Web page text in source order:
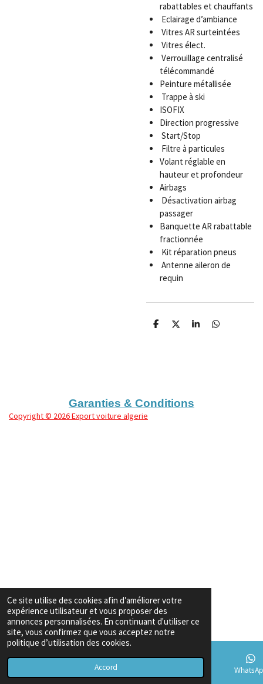
Ce site utilise des cookies afin d’améliorer votre
expérience utilisateur et vous proposer des
annonces personnalisées. En continuant d'utiliser ce
site, vous confirmez que vous acceptez notre
politique d’utilisation des cookies.
Accord
rabattables et chauffants
Eclairage d’ambiance
Vitres AR surteintées
Vitres élect.
Verrouillage centralisé
télécommandé
Peinture métallisée
Trappe à ski
ISOFIX
Direction progressive
Start/Stop
Filtre à particules
Volant réglable en
hauteur et profondeur
Airbags
Désactivation airbag
passager
Banquette AR rabattable
fractionnée
Kit réparation pneus
Antenne aileron de
requin
P
P
P
P
Garanties & Conditions
Copyright© 2026 Export voiture algerie
Téléphone